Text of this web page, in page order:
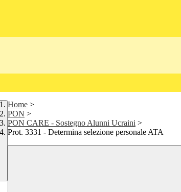
Home >
PON >
PON CARE - Sostegno Alunni Ucraini >
Prot. 3331 - Determina selezione personale ATA